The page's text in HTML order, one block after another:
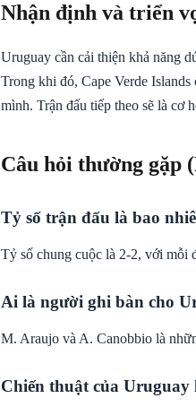
Nhận định và triển
Uruguay cần cải thiện khả năng
Trong khi đó, Cape Verde
mình. Trận đấu tiếp theo sẽ là cơ
Câu hỏi thường gặp
Tỷ số trận đấu là bao
Tỷ số chung cuộc là 2-2, với mỗi
Ai là người ghi bàn cho
M. Araujo và A. Canobbio là
Chiến thuật của Uruguay